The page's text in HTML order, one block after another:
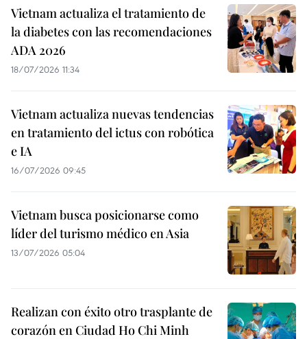
Vietnam actualiza el tratamiento de
la diabetes con las recomendaciones
ADA 2026
18/07/2026 11:34
Vietnam actualiza nuevas tendencias
en tratamiento del ictus con robótica
e IA
16/07/2026 09:45
Vietnam busca posicionarse como
líder del turismo médico en Asia
13/07/2026 05:04
Realizan con éxito otro trasplante de
corazón en Ciudad Ho Chi Minh